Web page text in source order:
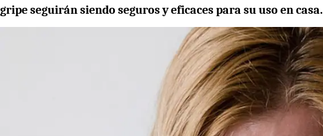
gripe seguirán siendo seguros y eficaces para su uso en casa.